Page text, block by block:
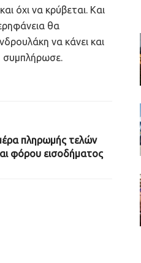
όχι να κρύβεται. Και
θα
να κάνει και
συμπλήρωσε.
πληρωμής τελών
φόρου εισοδήματος